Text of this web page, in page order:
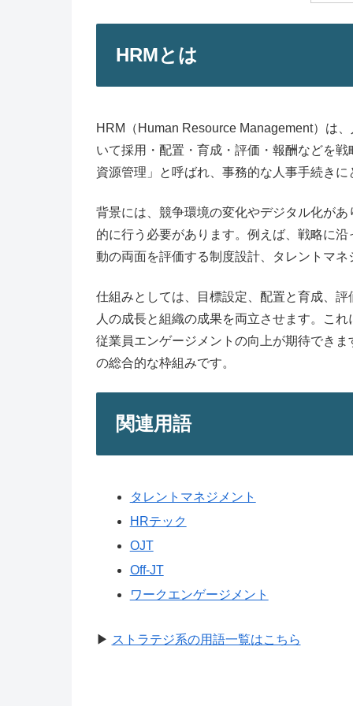
HRMとは
HRM（Human Resource Management）は
いて採用・配置・育成・評価・報酬などを
資源管理」と呼ばれ、事務的な人事手続き
背景には、競争環境の変化やデジタル化が
的に行う必要があります。例えば、戦略に
動の両面を評価する制度設計、タレントマ
仕組みとしては、目標設定、配置と育成、
人の成長と組織の成果を両立させます。こ
従業員エンゲージメントの向上が期待でき
の総合的な枠組みです。
関連用語
タレントマネジメント
HRテック
OJT
Off-JT
ワークエンゲージメント
▶ ストラテジ系の用語一覧はこちら